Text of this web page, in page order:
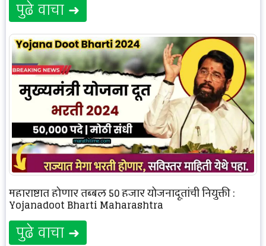
पुढे वाचा ➜
महाराष्ट्रात होणार तब्बल 50 हजार योजनादूतांची नियुक्ती :
Yojanadoot Bharti Maharashtra
पुढे वाचा ➜